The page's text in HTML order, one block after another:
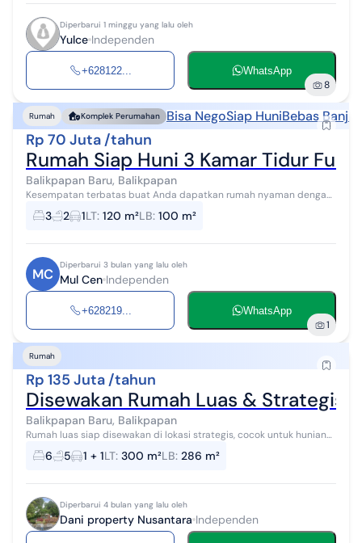
Diperbarui 1 minggu yang lalu oleh
Yulce Independen
+628122... WhatsApp
8
Rumah Komplek Perumahan Bisa NegoSiap HuniBebas Banjir
Rp 70 Juta /tahun
Rumah Siap Huni 3 Kamar Tidur Full
Balikpapan Baru, Balikpapan
Kesempatan terbatas buat Anda dapatkan rumah nyaman dengan
return investasi tinggi di Balikpapan Baru, Balikpapan. Rumah ini
menawarkan lokasi yan...
3 2 1LT: 120 m²LB: 100 m²
MC
Diperbarui 3 bulan yang lalu oleh
Mul Cen Independen
+628219... WhatsApp
1
Rumah
Rp 135 Juta /tahun
Disewakan Rumah Luas & Strategis
Balikpapan Baru, Balikpapan
Rumah luas siap disewakan di lokasi strategis, cocok untuk hunian
keluarga besar maupun dijadikan tempat usaha seperti kos-kosan,
kantor, atau gues...
6 5 1 + 1LT: 300 m²LB: 286 m²
Diperbarui 4 bulan yang lalu oleh
Dani property Nusantara Independen